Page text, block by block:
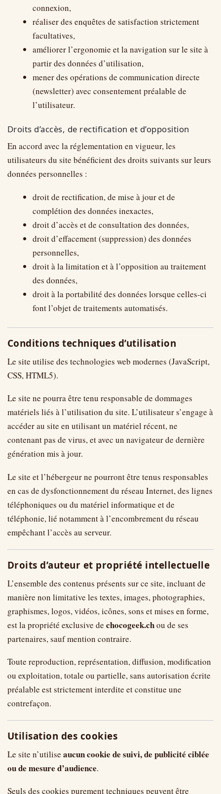
connexion,
réaliser des enquêtes de satisfaction strictement
facultatives,
améliorer l’ergonomie et la navigation sur le site à
partir des données d’utilisation,
mener des opérations de communication directe
(newsletter) avec consentement préalable de
l’utilisateur.
Droits d’accès, de rectification et d’opposition
En accord avec la réglementation en vigueur, les
utilisateurs du site bénéficient des droits suivants sur leurs
données personnelles :
droit de rectification, de mise à jour et de
complétion des données inexactes,
droit d’accès et de consultation des données,
droit d’effacement (suppression) des données
personnelles,
droit à la limitation et à l’opposition au traitement
des données,
droit à la portabilité des données lorsque celles-ci
font l’objet de traitements automatisés.
Conditions techniques d’utilisation
Le site utilise des technologies web modernes (JavaScript,
CSS, HTML5).
Le site ne pourra être tenu responsable de dommages
matériels liés à l’utilisation du site. L’utilisateur s’engage à
accéder au site en utilisant un matériel récent, ne
contenant pas de virus, et avec un navigateur de dernière
génération mis à jour.
Le site et l’hébergeur ne pourront être tenus responsables
en cas de dysfonctionnement du réseau Internet, des lignes
téléphoniques ou du matériel informatique et de
téléphonie, lié notamment à l’encombrement du réseau
empêchant l’accès au serveur.
Droits d’auteur et propriété intellectuelle
L’ensemble des contenus présents sur ce site, incluant de
manière non limitative les textes, images, photographies,
graphismes, logos, vidéos, icônes, sons et mises en forme,
est la propriété exclusive de chocogeek.chou de ses
partenaires, sauf mention contraire.
Toute reproduction, représentation, diffusion, modification
ou exploitation, totale ou partielle, sans autorisation écrite
préalable est strictement interdite et constitue une
contrefaçon.
Utilisation des cookies
Le site n’utilise aucun cookie de suivi, de publicité ciblée
ou de mesure d’audience.
Seuls des cookies purement techniques peuvent être